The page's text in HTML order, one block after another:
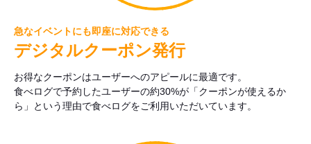
急なイベントにも即座に対応できる
デジタルクーポン発行
お得なクーポンはユーザーへのアピールに最適です。
食べログで予約したユーザーの約30%が「クーポンが使えるか
ら」という理由で食べログをご利用いただいています。